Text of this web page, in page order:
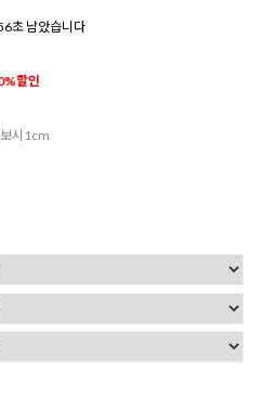
초 남았습니다
%할인
시1cm